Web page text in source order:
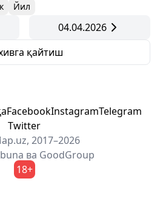
Йил
04.04.2026
қайтиш
FacebookInstagramTelegram
Twitter
2017–2026
ва GoodGroup
18+